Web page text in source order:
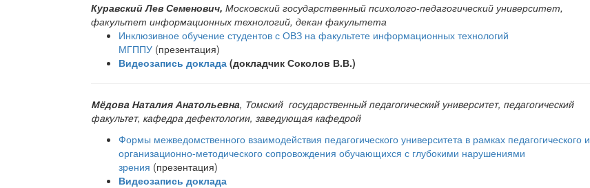
Куравский Лев Семенович, Московский государственный психолого-педагогический университет,
факультет информационных технологий, декан факультета
Инклюзивное обучение студентов с ОВЗ на факультете информационных технологий
МГППУ (презентация)
Видеозапись доклада (докладчик Соколов В.В.)
Мёдова Наталия Анатольевна, Томский государственный педагогический университет, педагогический
факультет, кафедра дефектологии, заведующая кафедрой
Формы межведомственного взаимодействия педагогического университета в рамках педагогического и
организационно-методического сопровождения обучающихся с глубокими нарушениями
зрения (презентация)
Видеозапись доклада